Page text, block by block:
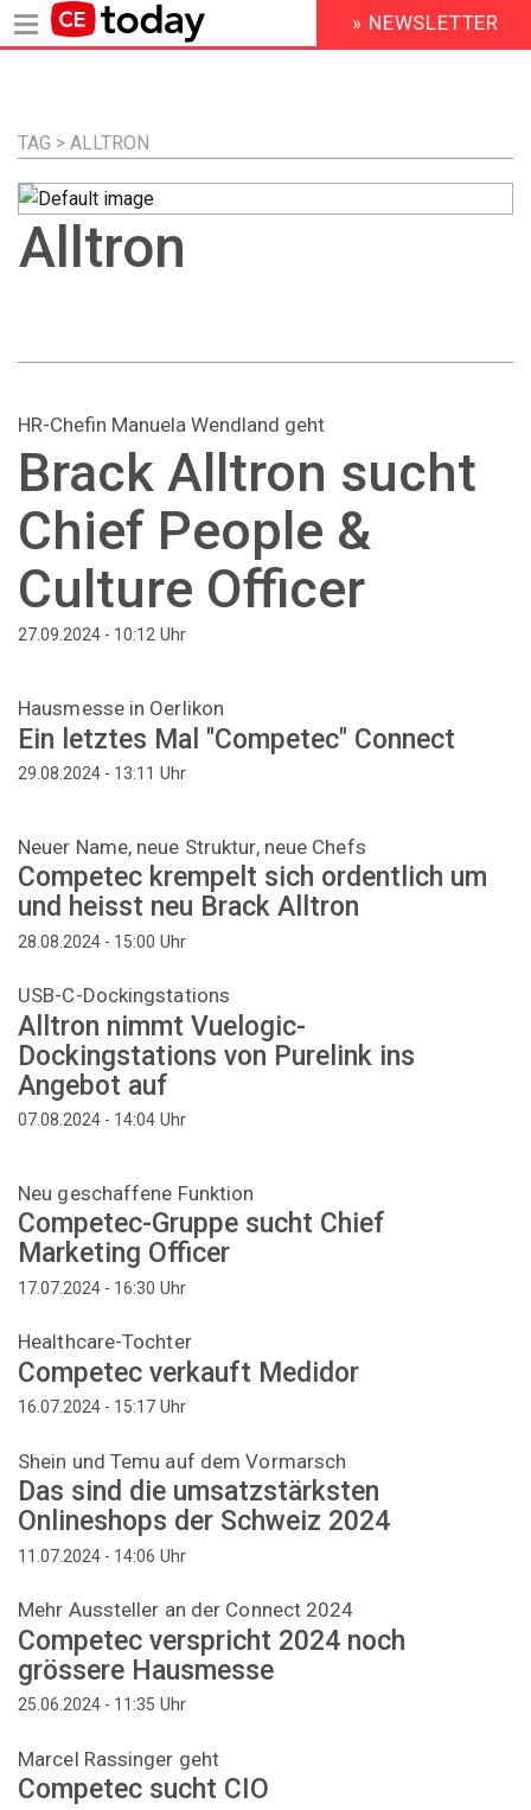
Inhalt
HEADER
MENU
» NEWSLETTER
TAG > ALLTRON
Alltron
HR-Chefin Manuela Wendland geht
Brack Alltron sucht
Chief People &
Culture Officer
27.09.2024 - 10:12 Uhr
Hausmesse in Oerlikon
Ein letztes Mal "Competec" Connect
29.08.2024 - 13:11 Uhr
Neuer Name, neue Struktur, neue Chefs
Competec krempelt sich ordentlich um
und heisst neu Brack Alltron
28.08.2024 - 15:00 Uhr
USB-C-Dockingstations
Alltron nimmt Vuelogic-
Dockingstations von Purelink ins
Angebot auf
07.08.2024 - 14:04 Uhr
Neu geschaffene Funktion
Competec-Gruppe sucht Chief
Marketing Officer
17.07.2024 - 16:30 Uhr
Healthcare-Tochter
Competec verkauft Medidor
16.07.2024 - 15:17 Uhr
Shein und Temu auf dem Vormarsch
Das sind die umsatzstärksten
Onlineshops der Schweiz 2024
11.07.2024 - 14:06 Uhr
Mehr Aussteller an der Connect 2024
Competec verspricht 2024 noch
grössere Hausmesse
25.06.2024 - 11:35 Uhr
Marcel Rassinger geht
Competec sucht CIO